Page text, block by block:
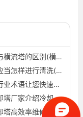
逆流塔与横流塔的区别(横流塔与逆流塔对比图片)…
冷却塔应当怎样进行清洗(中央空调冷却塔清洗教学)…
冷却塔行业术语让您快速入门
广东冷却塔厂家介绍冷却塔不锈钢水箱的安装验收注意事项…
闭式冷却塔高效率维修方法,闭式冷却塔维修方法总结…